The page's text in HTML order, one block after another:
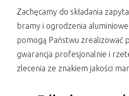
Zachęcamy do składania
bramy i ogrodzenia
pomogą Państwu zrealizować
gwarancja profesjonalnie i
zlecenia ze znakiem jakości